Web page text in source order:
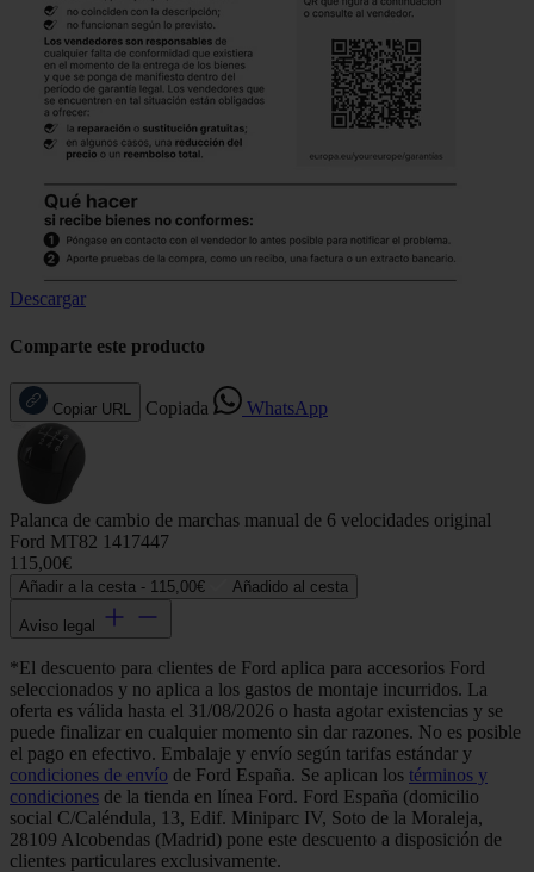
Descargar
Comparte este producto
Copiar URL Copiada WhatsApp
Palanca de cambio de marchas manual de 6 velocidades original
Ford MT82 1417447
115,00€
Añadir a la cesta - 115,00€ Añadido al cesta
Aviso legal
*El descuento para clientes de Ford aplica para accesorios Ford
seleccionados y no aplica a los gastos de montaje incurridos. La
oferta es válida hasta el 31/08/2026 o hasta agotar existencias y se
puede finalizar en cualquier momento sin dar razones. No es posible
el pago en efectivo. Embalaje y envío según tarifas estándar y
condiciones de envío de Ford España. Se aplican los términos y
condiciones de la tienda en línea Ford. Ford España (domicilio
social C/Caléndula, 13, Edif. Miniparc IV, Soto de la Moraleja,
28109 Alcobendas (Madrid) pone este descuento a disposición de
clientes particulares exclusivamente.